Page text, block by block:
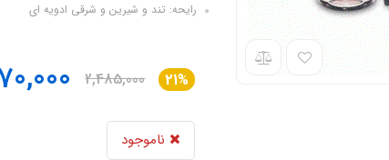
رایحه: تند و شیرین و شرقی ادویه ای
21%
2,485,000
ناموجود